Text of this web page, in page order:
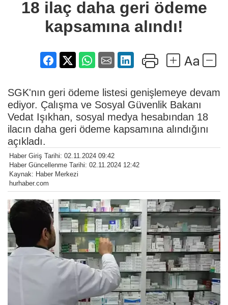
alındı!
18 ilaç daha geri ödeme
kapsamına alındı!
SGK'nın geri ödeme listesi genişlemeye devam
ediyor. Çalışma ve Sosyal Güvenlik Bakanı
Vedat Işıkhan, sosyal medya hesabından 18
ilacın daha geri ödeme kapsamına alındığını
açıkladı.
Haber Giriş Tarihi: 02.11.2024 09:42
Haber Güncellenme Tarihi: 02.11.2024 12:42
Kaynak: Haber Merkezi
hurhaber.com